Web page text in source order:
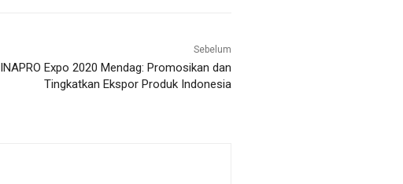
Sebelum
INAPRO Expo 2020 Mendag: Promosikan dan
Tingkatkan Ekspor Produk Indonesia